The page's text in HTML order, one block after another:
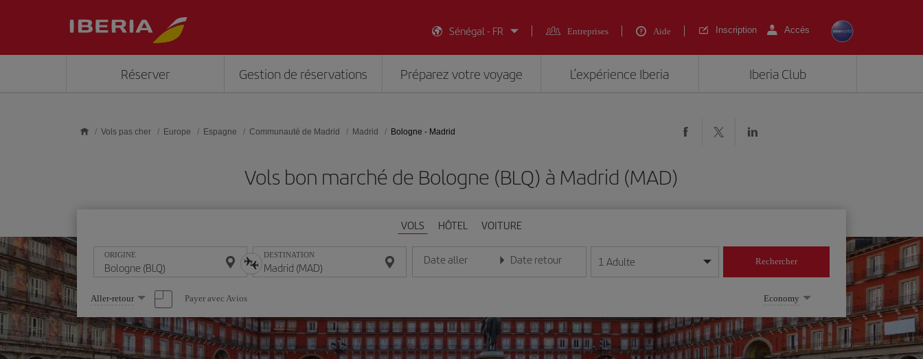
Sénégal - FR
Entreprises Aide Inscription Accés
Réserver Gestion de réservations Préparez votre voyage L’expérience Iberia Iberia Club
Vols pas cher Europe Espagne Communauté de Madrid Madrid Bologne - Madrid
Vols bon marché de Bologne (BLQ) à Madrid (MAD)
VOLS HÔTEL VOITURE
ORIGINE DESTINATION Date aller
Entrez la date au format jour/mois/année
Date retour
Entrez la date au format jour/mois/année
1 Adulte Rechercher
Sélectionnez
une
option
Aller-retour Payer avec Avios Economy